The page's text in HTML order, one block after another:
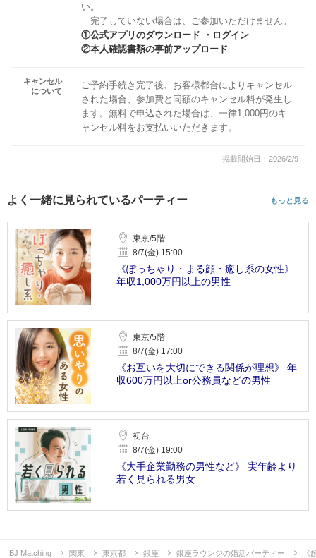
い。
完了していない場合は、ご参加いただけません。
①公式アプリのダウンロード ・ログイン
②本人確認書類の事前アップロード
キャンセル
について
ご予約手続き完了後、お客様都合によりキャンセル
された場合、参加費と同額のキャンセル料が発生し
ます。無料で申込された場合は、一律1,000円のキ
ャンセル料をお支払いいただきます。
掲載開始日：2026/2/9
よく一緒に見られているパーティー もっと見る
東京/5階
8/7(金) 15:00
《ぽっちゃり・まる顔・癒し系の女性》
年収1,000万円以上の男性
東京/5階
8/7(金) 17:00
《お互いを大切にできる関係が理想》 年
収600万円以上or公務員などの男性
初台
8/7(金) 19:00
《大手企業勤務の男性など》 実年齢より
若く見られる男女
IBJ Matching 関東 東京都 銀座 銀座ラウンジの婚活パーティー 《